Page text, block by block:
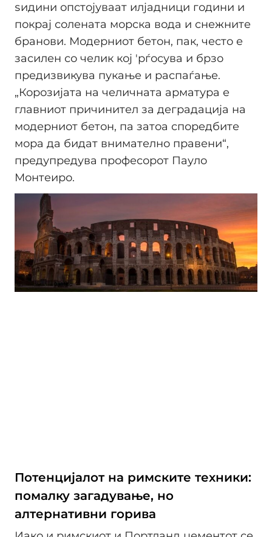
ѕидини опстојуваат илјадници години и
покрај солената морска вода и снежните
бранови. Модерниот бетон, пак, често е
засилен со челик кој 'рѓосува и брзо
предизвикува пукање и распаѓање.
„Корозијата на челичната арматура е
главниот причинител за деградација на
модерниот бетон, па затоа споредбите
мора да бидат внимателно правени“,
предупредува професорот Пауло
Монтeиро.
Потенцијалот на римските техники:
помалку загадување, но
алтернативни горива